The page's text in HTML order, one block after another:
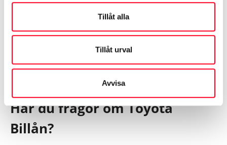
Tillåt alla
Tillåt urval
Avvisa
Kontaktuppgifter finns på
konsumentverket.se
Har du frågor om Toyota
Billån?